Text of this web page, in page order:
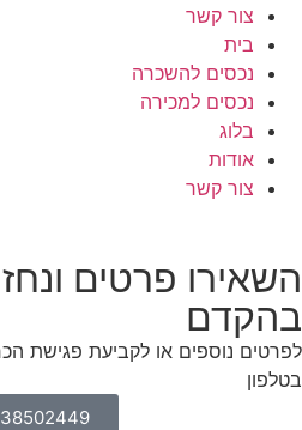
צור קשר
בית
נכסים להשכרה
נכסים למכירה
בלוג
אודות
צור קשר
פרטים
נוספים או לקביעת פגישת